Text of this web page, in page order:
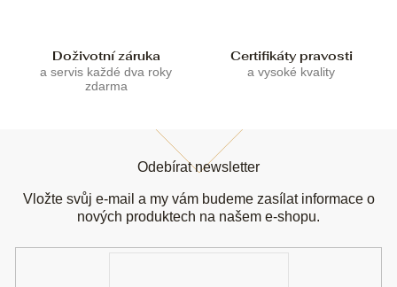
Doživotní záruka
a servis každé dva roky
zdarma
Certifikáty pravosti
a vysoké kvality
Odebírat newsletter
Vložte svůj e-mail a my vám budeme zasílat informace o
nových produktech na našem e-shopu.